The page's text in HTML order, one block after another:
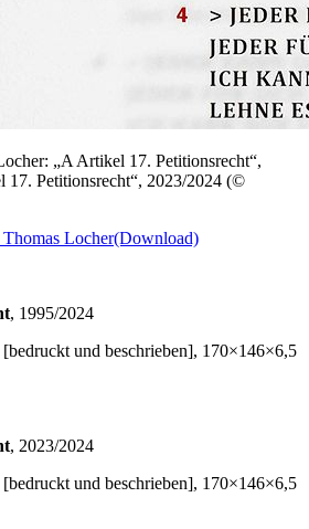
„A Artikel 17. Petitionsrecht“,
17. Petitionsrecht“, 2023/2024 (©
Locher(Download)
, 1995/2024
und beschrieben], 170×146×6,5
, 2023/2024
und beschrieben], 170×146×6,5